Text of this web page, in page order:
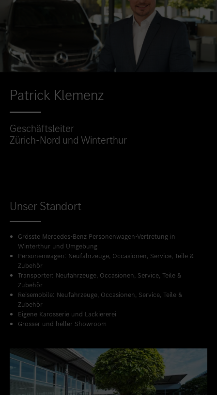
Patrick Klemenz
Geschäftsleiter
Zürich-Nord und Winterthur
Unser Standort
Grösste Mercedes-Benz Personenwagen-Vertretung in
Winterthur und Umgebung
Personenwagen: Neufahrzeuge, Occasionen, Service, Teile &
Zubehör
Transporter: Neufahrzeuge, Occasionen, Service, Teile &
Zubehör
Reisemobile: Neufahrzeuge, Occasionen, Service, Teile &
Zubehör
Eigene Karosserie und Lackiererei
Grosser und heller Showroom